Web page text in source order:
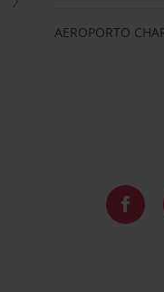
AEROPORTO